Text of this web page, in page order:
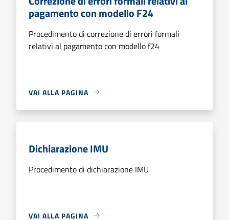
pagamento con modello F24
Procedimento di correzione di errori formali
relativi al pagamento con modello f24
VAI ALLA PAGINA
Dichiarazione IMU
Procedimento di dichiarazione IMU
VAI ALLA PAGINA